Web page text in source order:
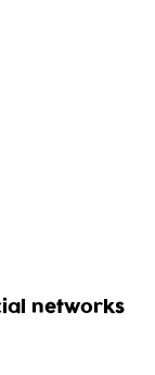
networks